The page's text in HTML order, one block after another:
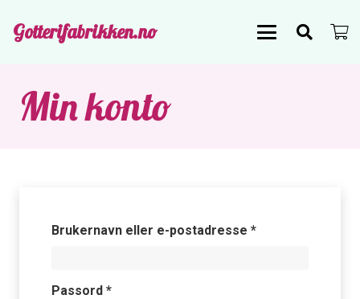
Gotterifabrikken.no
Min konto
Brukernavn eller e-postadresse *Påkrevd
Passord *Påkrevd